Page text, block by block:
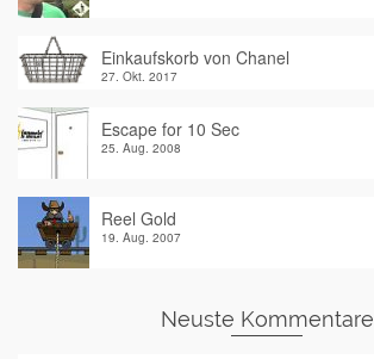
Einkaufskorb von Chanel
27. Okt. 2017
Escape for 10 Sec
25. Aug. 2008
Reel Gold
19. Aug. 2007
Neuste Kommentare